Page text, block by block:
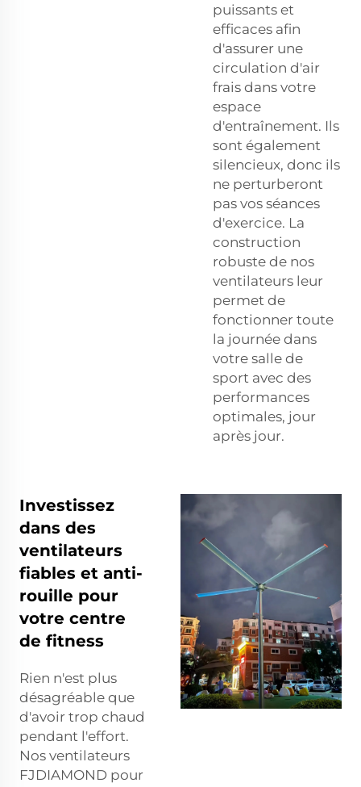
puissants et
efficaces afin
d'assurer une
circulation d'air
frais dans votre
espace
d'entraînement. Ils
sont également
silencieux, donc ils
ne perturberont
pas vos séances
d'exercice. La
construction
robuste de nos
ventilateurs leur
permet de
fonctionner toute
la journée dans
votre salle de
sport avec des
performances
optimales, jour
après jour.
Investissez
dans des
ventilateurs
fiables et anti-
rouille pour
votre centre
de fitness
Rien n'est plus
désagréable que
d'avoir trop chaud
pendant l'effort.
Nos ventilateurs
FJDIAMOND pour